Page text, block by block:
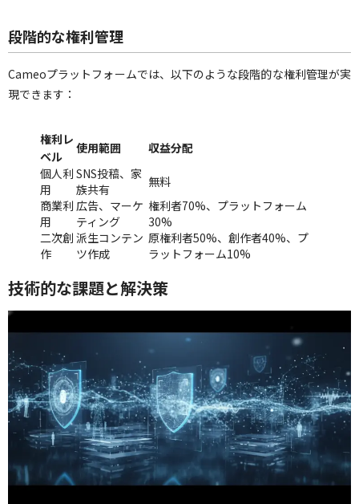
段階的な権利管理
Cameoプラットフォームでは、以下のような段階的な権利管理が実
現できます：
権利レ
ベル
使用範囲
収益分配
個人利
用
SNS投稿、家
族共有
無料
商業利
用
広告、マーケ
ティング
権利者70%、プラットフォーム
30%
二次創
作
派生コンテン
ツ作成
原権利者50%、創作者40%、プ
ラットフォーム10%
技術的な課題と解決策